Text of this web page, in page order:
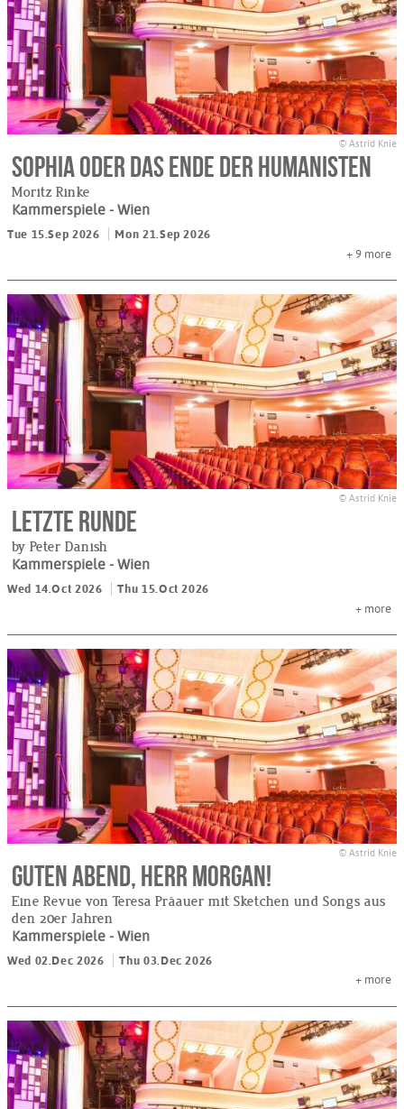
© Astrid Knie
SOPHIA oder das Ende der Humanisten
Moritz Rinke
Kammerspiele - Wien
Tue 15.Sep 2026
Mon 21.Sep 2026
+ 9 more
© Astrid Knie
Letzte Runde
by Peter Danish
Kammerspiele - Wien
Wed 14.Oct 2026
Thu 15.Oct 2026
+ more
© Astrid Knie
Guten Abend, Herr Morgan!
Eine Revue von Teresa Präauer mit Sketchen und Songs aus
den 20er Jahren
Kammerspiele - Wien
Wed 02.Dec 2026
Thu 03.Dec 2026
+ more